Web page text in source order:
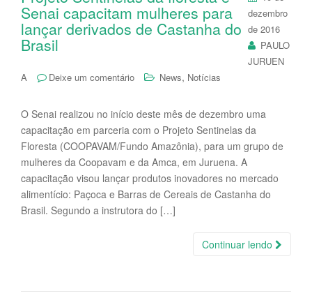
i
a
Senai capacitam mulheres para
lançar derivados de Castanha do
Brasil
dezembro
de 2016
PAULO
JURUEN
A
Deixe um comentário News, Notícias
O Senai realizou no início deste mês de dezembro uma
capacitação em parceria com o Projeto Sentinelas da
Floresta (COOPAVAM/Fundo Amazônia), para um grupo de
mulheres da Coopavam e da Amca, em Juruena. A
capacitação visou lançar produtos inovadores no mercado
alimentício: Paçoca e Barras de Cereais de Castanha do
Brasil. Segundo a instrutora do […]
Continuar lendo